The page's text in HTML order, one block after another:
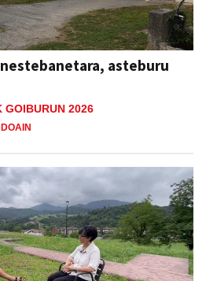
asteburu
GOIBURUN 2026